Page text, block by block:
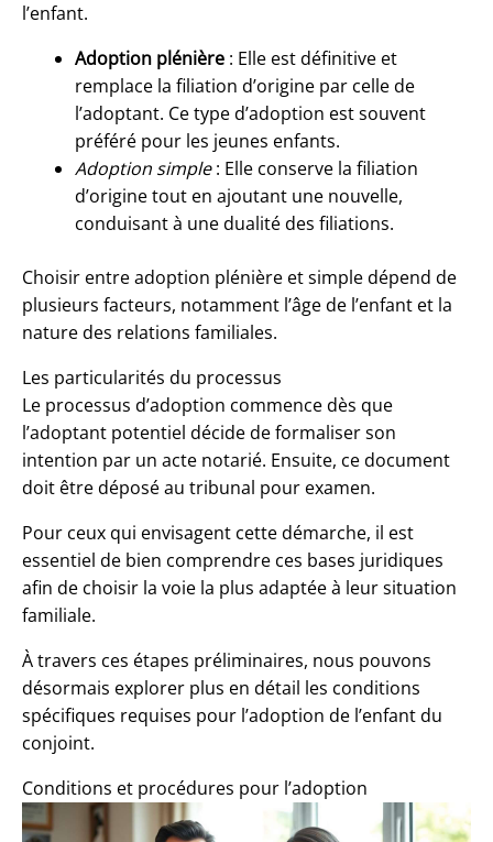
l’enfant.
Adoption plénière : Elle est définitive et
remplace la filiation d’origine par celle de
l’adoptant. Ce type d’adoption est souvent
préféré pour les jeunes enfants.
Adoption simple: Elle conserve la filiation
d’origine tout en ajoutant une nouvelle,
conduisant à une dualité des filiations.
Choisir entre adoption plénière et simple dépend de
plusieurs facteurs, notamment l’âge de l’enfant et la
nature des relations familiales.
Les particularités du processus
Le processus d’adoption commence dès que
l’adoptant potentiel décide de formaliser son
intention par un acte notarié. Ensuite, ce document
doit être déposé au tribunal pour examen.
Pour ceux qui envisagent cette démarche, il est
essentiel de bien comprendre ces bases juridiques
afin de choisir la voie la plus adaptée à leur situation
familiale.
À travers ces étapes préliminaires, nous pouvons
désormais explorer plus en détail les conditions
spécifiques requises pour l’adoption de l’enfant du
conjoint.
Conditions et procédures pour l’adoption